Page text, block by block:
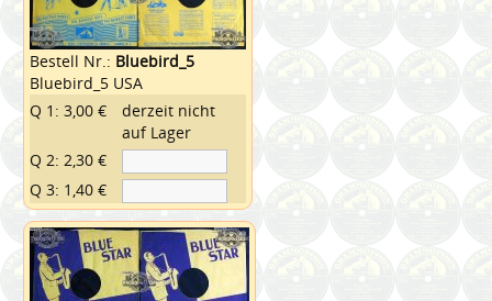
Bestell Nr.: Bluebird_5
Bluebird_5 USA
Q 1: 3,00 €
derzeit nicht
auf Lager
Q 2: 2,30 €
Q 3: 1,40 €